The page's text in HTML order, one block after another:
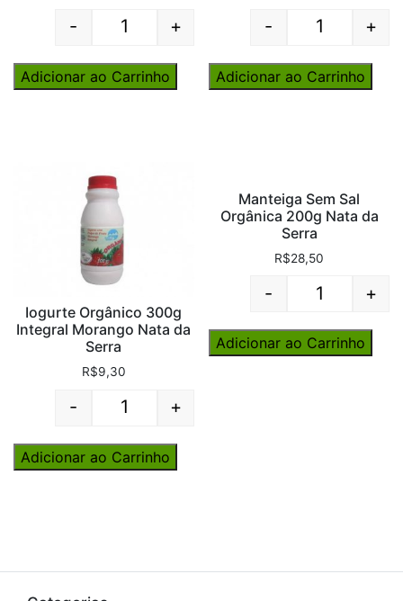
Quantity
- +
Adicionar ao Carrinho
Quantity
- +
Adicionar ao Carrinho
Iogurte Orgânico 300g
Integral Morango Nata da
Serra
R$9,30
Quantity
- +
Adicionar ao Carrinho
Manteiga Sem Sal
Orgânica 200g Nata da
Serra
R$28,50
Quantity
- +
Adicionar ao Carrinho